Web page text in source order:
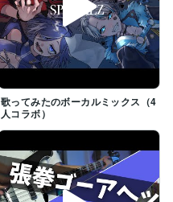
歌ってみたのボーカルミックス（4
人コラボ）